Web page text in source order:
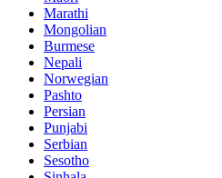
Marathi
Mongolian
Burmese
Nepali
Norwegian
Pashto
Persian
Punjabi
Serbian
Sesotho